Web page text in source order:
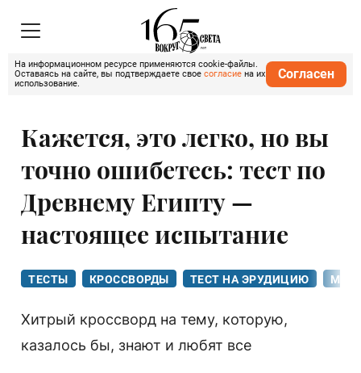
На информационном ресурсе применяются cookie-файлы.
Оставаясь на сайте, вы подтверждаете свое согласие на их
использование.
Согласен
Кажется, это легко, но вы
точно ошибетесь: тест по
Древнему Египту —
настоящее испытание
ТЕСТЫ КРОССВОРДЫ ТЕСТ НА ЭРУДИЦИЮ
Хитрый кроссворд на тему, которую,
казалось бы, знают и любят все